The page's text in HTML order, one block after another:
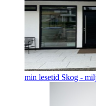
min lesetid Skog -